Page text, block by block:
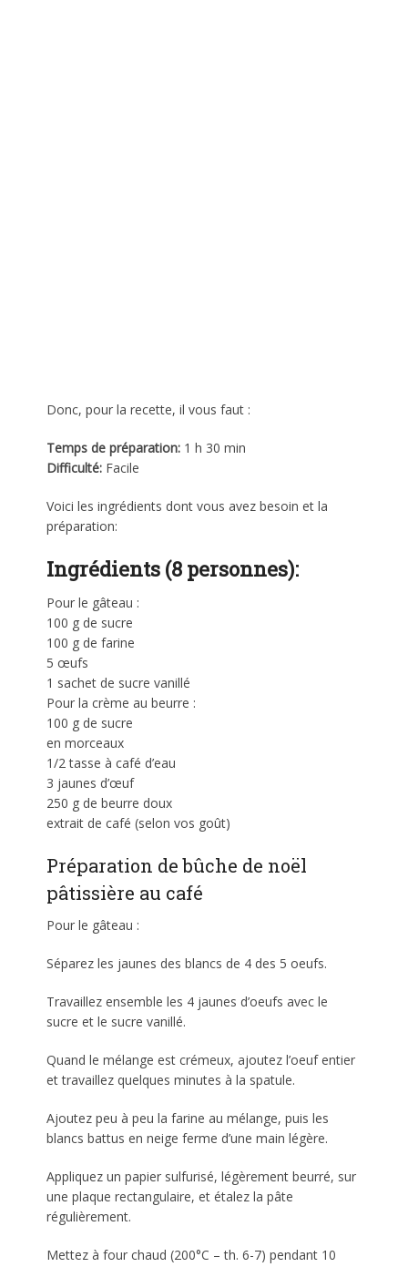
Donc, pour la recette, il vous faut :
Temps de préparation: 1 h 30 min
Difficulté: Facile
Voici les ingrédients dont vous avez besoin et la
préparation:
Ingrédients (8 personnes):
Pour le gâteau :
100 g de sucre
100 g de farine
5 œufs
1 sachet de sucre vanillé
Pour la crème au beurre :
100 g de sucre
en morceaux
1/2 tasse à café d’eau
3 jaunes d’œuf
250 g de beurre doux
extrait de café (selon vos goût)
Préparation de bûche de noël
pâtissière au café
Pour le gâteau :
Séparez les jaunes des blancs de 4 des 5 oeufs.
Travaillez ensemble les 4 jaunes d’oeufs avec le
sucre et le sucre vanillé.
Quand le mélange est crémeux, ajoutez l’oeuf entier
et travaillez quelques minutes à la spatule.
Ajoutez peu à peu la farine au mélange, puis les
blancs battus en neige ferme d’une main légère.
Appliquez un papier sulfurisé, légèrement beurré, sur
une plaque rectangulaire, et étalez la pâte
régulièrement.
Mettez à four chaud (200°C – th. 6-7) pendant 10